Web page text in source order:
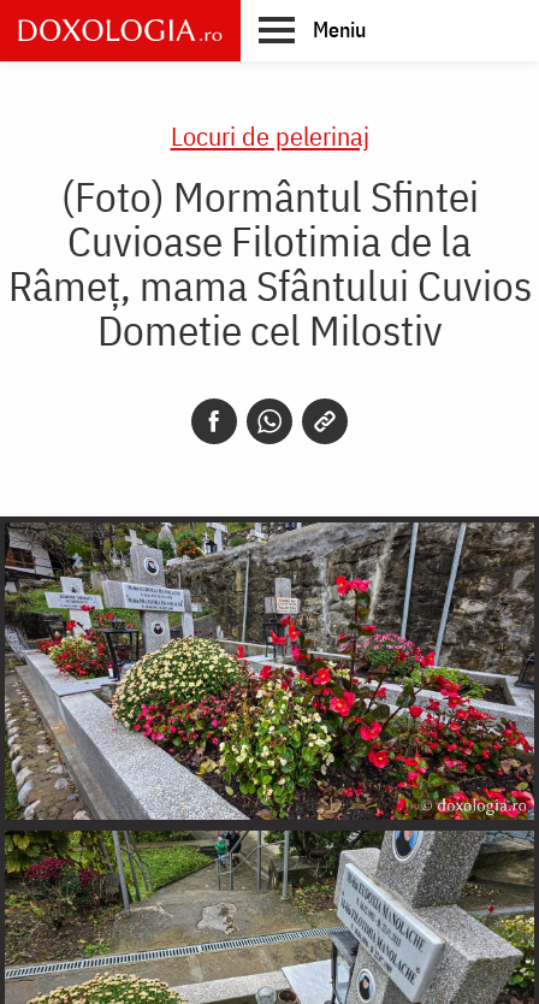
Skip
to
main
Meniu
Locuri de pelerinaj
(Foto) Mormântul Sfintei
Cuvioase Filotimia de la
Râmeț, mama Sfântului Cuvios
Dometie cel Milostiv